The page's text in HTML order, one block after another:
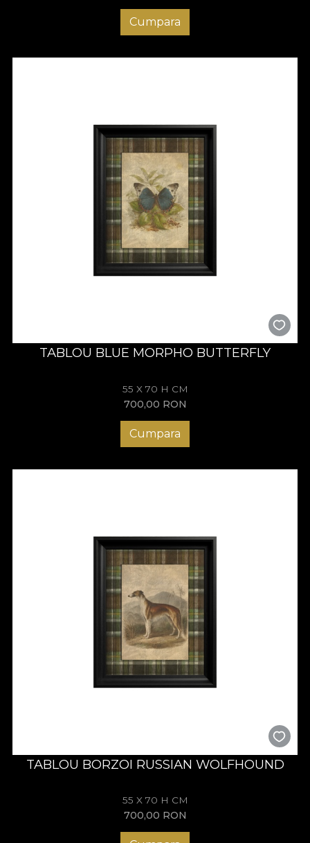
Cumpara
TABLOU BLUE MORPHO BUTTERFLY
55 X 70 H CM
700,00 RON
Cumpara
TABLOU BORZOI RUSSIAN WOLFHOUND
55 X 70 H CM
700,00 RON